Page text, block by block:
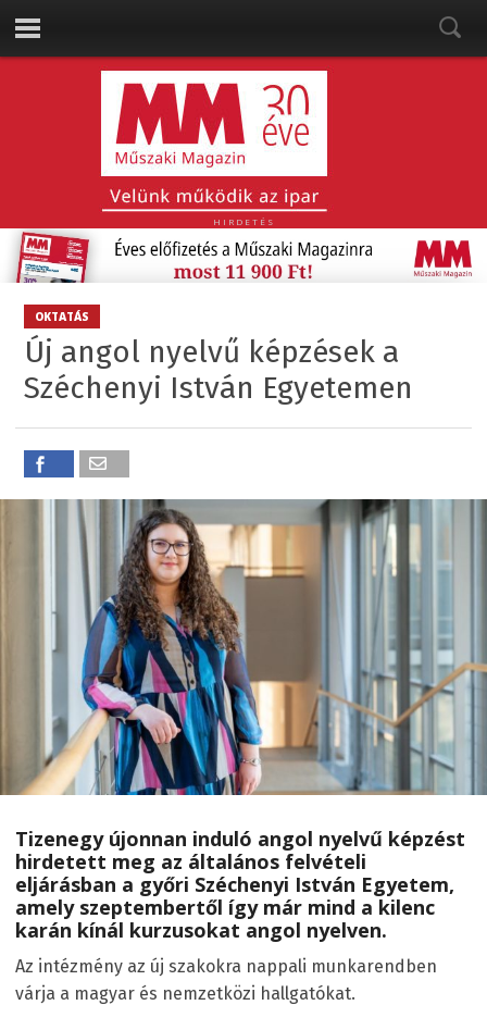
HIRDETÉS
OKTATÁS
Új angol nyelvű képzések a
Széchenyi István Egyetemen
Tizenegy újonnan induló angol nyelvű képzést
hirdetett meg az általános felvételi
eljárásban a győri Széchenyi István Egyetem,
amely szeptembertől így már mind a kilenc
karán kínál kurzusokat angol nyelven.
Az intézmény az új szakokra nappali munkarendben
várja a magyar és nemzetközi hallgatókat.